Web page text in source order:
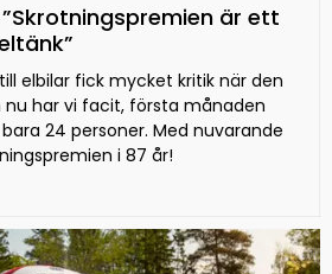
är ett
elbilar fick mycket kritik när den
nu har vi facit, första månaden
24 personer. Med nuvarande
i 87 år!